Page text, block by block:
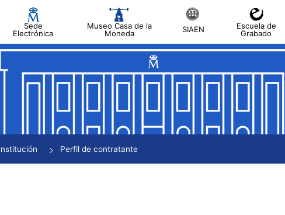
Sede
Electrónica
Museo Casa de la
Moneda
SIAEN
Escuela de
Grabado
Ocultar
Perfil de contratante